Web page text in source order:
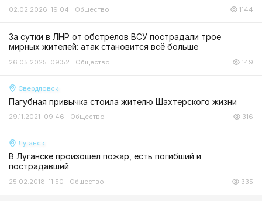
02.02.2026 19:04 Общество 1144
За сутки в ЛНР от обстрелов ВСУ пострадали трое
мирных жителей: атак становится всё больше
26.05.2025 09:52 Общество 149
Свердловск
Пагубная привычка стоила жителю Шахтерского жизни
29.11.2021 09:46 Общество 316
Луганск
В Луганске произошел пожар, есть погибший и
пострадавший
25.02.2018 11:50 Общество 335